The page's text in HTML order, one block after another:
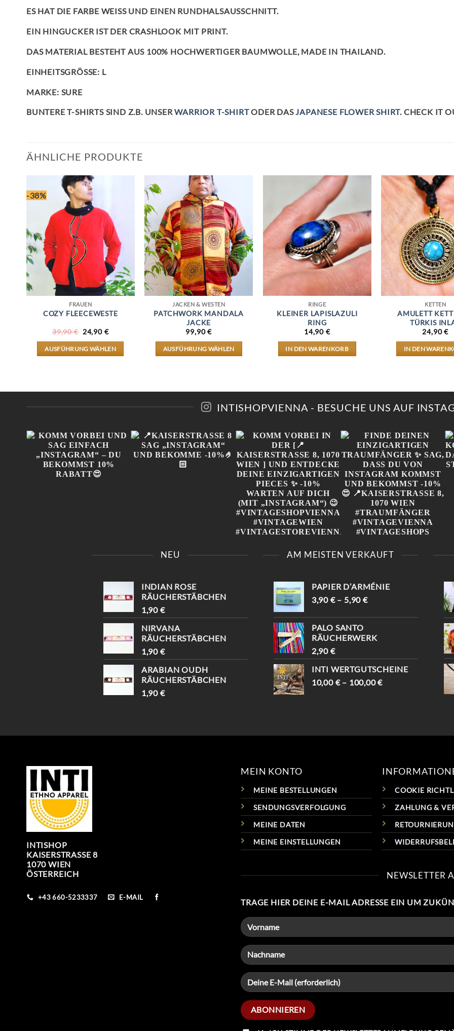
ES HAT DIE FARBE WEISS UND EINEN RUNDHALSAUSSCHNITT.
EIN HINGUCKER IST DER CRASHLOOK MIT PRINT.
DAS MATERIAL BESTEHT AUS 100% HOCHWERTIGER BAUMWOLLE, MADE IN THAILAND.
EINHEITSGRÖSSE: L
MARKE: SURE
BUNTERE T-SHIRTS SIND Z.B. UNSERWARRIOR T-SHIRTODER DASJAPANESE FLOWER SHIRT. CHECK IT
ÄHNLICHE PRODUKTE
-38%
FRAUEN
COZY FLEECEWESTE
39,90€ URSPRÜNGLICHER
WAR:
39,90 €
24,90 €AKTUELLER
IST:
24,90 €.
AUSFÜHRUNG WÄHLEN
VARIANTEN
AUF
DER
PRODUKTSEITE
GEWÄHLT
WERDEN
JACKEN & WESTEN
PATCHWORK MANDALA
JACKE
99,90€
AUSFÜHRUNG WÄHLEN
VARIANTEN
AUF.
DIE
AUF
DER
PRODUKTSEITE
RINGE
KLEINER LAPISLAZULI
RING
14,90 €
IN DEN WARENKORB
KETTEN
AMULETT
TÜRKIS
24,90€
IN DEN
INTISHOPVIENNA - BESUCHE UNS AUF
EKOMME -10%🤌🏻
070 WIEN ] UND E
-10% WARTEN AUF D
ICH (MIT „INSTAGRAM“) 

#VINTAGESHOPVIENNA #
VINTAGEWIEN #
VINTAGESTOREVIENNA #
INTISHOPVIENNA #
ETHNOSTYLE
TRAUMFÄNGER ✨ SAG,
UND BEKOMMST -10%😍
📍KAISERSTRASSE 8, 1070 W
IEN #TRAUMFÄNGER #
VINTAGEVIENNA #
NEU
INDIAN ROSE
RÄUCHERSTÄBCHEN
1,90 €
NIRVANA
RÄUCHERSTÄBCHEN
1,90 €
ARABIAN OUDH
RÄUCHERSTÄBCHEN
1,90 €
AM MEISTEN VERKAUFT
PAPIER D’ARMÉNIE
3,90 €– 5,90€
PALO SANTO
RÄUCHERWERK
2,90 €
INTI WERTGUTSCHEINE
10,00 €– 100,00€
INTISHOP
KAISERSTRASSE 8
1070 WIEN
ÖSTERREICH
+43 660-5233337 E-MAIL
MEIN KONTO
MEINE BESTELLUNGEN
SENDUNGSVERFOLGUNG
MEINE DATEN
MEINE EINSTELLUNGEN
COOKIE
ZAHLUNG &
NEWSLETTER
TRAGE HIER DEINE E-MAIL ADRESSE EIN UM